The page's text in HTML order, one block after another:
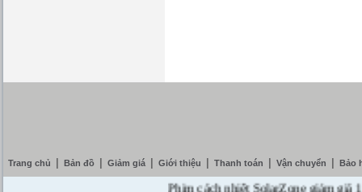
Trang chủ Bản đồ Giảm giá Giới thiệu Thanh toán Vận chuyển Bảo
Phim cách nhiệt SolarZone giảm giá